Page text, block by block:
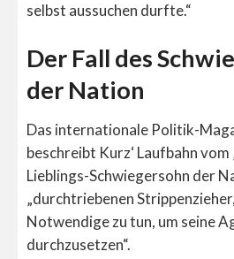
selbst aussuchen durfte.“
Der Fall des
der Nation
Das internationale Politik-
beschreibt Kurz‘ Laufbahn
Lieblings-Schwiegersohn der
„durchtriebenen
Notwendige zu tun, um seine
durchzusetzen“.